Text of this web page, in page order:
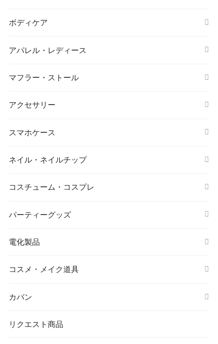
カーディガン・羽織
ステッカー
スイムウェア
スポーツブラ
レギンス・スパッツ
スポーツウェアセット
脱毛器
ボディケア
リップ・唇
マスク
ダイエット
アイマスク
靴下・ソックス
シワ取りテープ
アパレル・レディース
レッグウォーマー
マフラー・ストール
大判ストール
アクセサリー
キーホルダー
スマホケース
iPhone
ネイル・ネイルチップ
コスチューム・コスプレ
クリスマス
パーティーグッズ
電化製品
ドローン
コスメ・メイク道具
メイクブラシ
シワ取りテープ
カバン
トートバッグ
リクエスト商品